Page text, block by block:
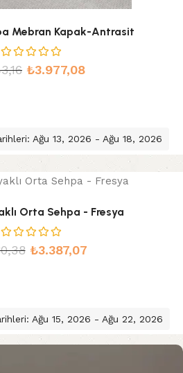
Mebran Kapak-Antrasit
₺3.977,08
Ağu 13, 2026 - Ağu 18, 2026
Orta Sehpa - Fresya
₺3.387,07
Ağu 15, 2026 - Ağu 22, 2026